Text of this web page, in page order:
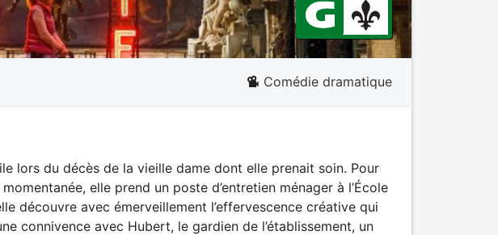
Comédie dramatique
lors du décès de la vieille dame dont elle prenait soin. Pour
elle prend un poste d’entretien ménager à l’École
découvre avec émerveillement l’effervescence créative qui
connivence avec Hubert, le gardien de l’établissement, un